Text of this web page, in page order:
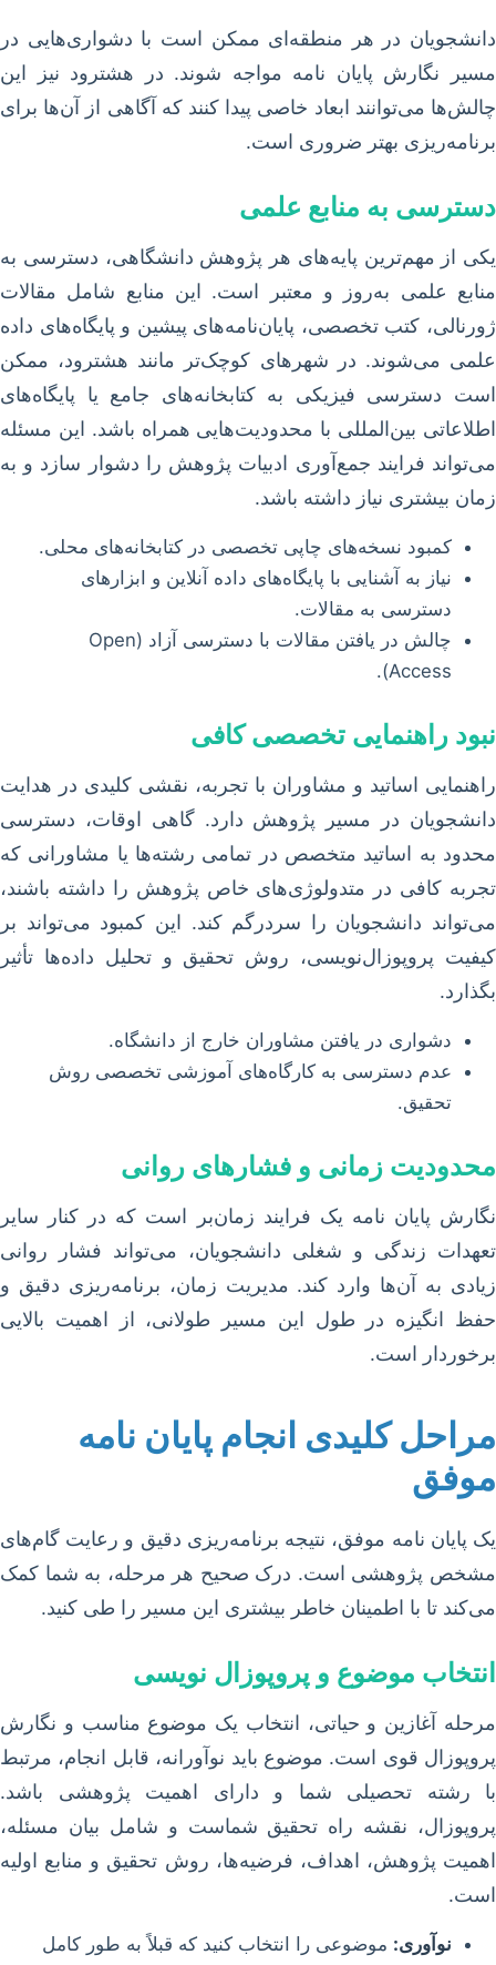
دانشجویان در هر منطقه‌ای ممکن است با دشواری‌هایی در
مسیر نگارش پایان نامه مواجه شوند. در هشترود نیز این
چالش‌ها می‌توانند ابعاد خاصی پیدا کنند که آگاهی از آن‌ها برای
برنامه‌ریزی بهتر ضروری است.
دسترسی به منابع علمی
یکی از مهم‌ترین پایه‌های هر پژوهش دانشگاهی، دسترسی به
منابع علمی به‌روز و معتبر است. این منابع شامل مقالات
ژورنالی، کتب تخصصی، پایان‌نامه‌های پیشین و پایگاه‌های داده
علمی می‌شوند. در شهرهای کوچک‌تر مانند هشترود، ممکن
است دسترسی فیزیکی به کتابخانه‌های جامع یا پایگاه‌های
اطلاعاتی بین‌المللی با محدودیت‌هایی همراه باشد. این مسئله
می‌تواند فرایند جمع‌آوری ادبیات پژوهش را دشوار سازد و به
زمان بیشتری نیاز داشته باشد.
کمبود نسخه‌های چاپی تخصصی در کتابخانه‌های محلی.
نیاز به آشنایی با پایگاه‌های داده آنلاین و ابزارهای
دسترسی به مقالات.
چالش در یافتن مقالات با دسترسی آزاد (Open
Access).
نبود راهنمایی تخصصی کافی
راهنمایی اساتید و مشاوران با تجربه، نقشی کلیدی در هدایت
دانشجویان در مسیر پژوهش دارد. گاهی اوقات، دسترسی
محدود به اساتید متخصص در تمامی رشته‌ها یا مشاورانی که
تجربه کافی در متدولوژی‌های خاص پژوهش را داشته باشند،
می‌تواند دانشجویان را سردرگم کند. این کمبود می‌تواند بر
کیفیت پروپوزال‌نویسی، روش تحقیق و تحلیل داده‌ها تأثیر
بگذارد.
دشواری در یافتن مشاوران خارج از دانشگاه.
عدم دسترسی به کارگاه‌های آموزشی تخصصی روش
تحقیق.
محدودیت زمانی و فشارهای روانی
نگارش پایان نامه یک فرایند زمان‌بر است که در کنار سایر
تعهدات زندگی و شغلی دانشجویان، می‌تواند فشار روانی
زیادی به آن‌ها وارد کند. مدیریت زمان، برنامه‌ریزی دقیق و
حفظ انگیزه در طول این مسیر طولانی، از اهمیت بالایی
برخوردار است.
مراحل کلیدی انجام پایان نامه
موفق
یک پایان نامه موفق، نتیجه برنامه‌ریزی دقیق و رعایت گام‌های
مشخص پژوهشی است. درک صحیح هر مرحله، به شما کمک
می‌کند تا با اطمینان خاطر بیشتری این مسیر را طی کنید.
انتخاب موضوع و پروپوزال نویسی
مرحله آغازین و حیاتی، انتخاب یک موضوع مناسب و نگارش
پروپوزال قوی است. موضوع باید نوآورانه، قابل انجام، مرتبط
با رشته تحصیلی شما و دارای اهمیت پژوهشی باشد.
پروپوزال، نقشه راه تحقیق شماست و شامل بیان مسئله،
اهمیت پژوهش، اهداف، فرضیه‌ها، روش تحقیق و منابع اولیه
است.
نوآوری: موضوعی را انتخاب کنید که قبلاً به طور کامل